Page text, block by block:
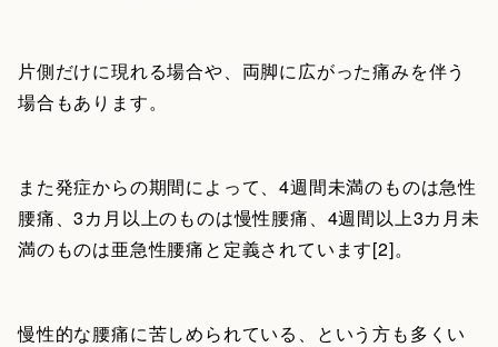
片側だけに現れる場合や、両脚に広がった痛みを伴う
場合もあります。
また発症からの期間によって、4週間未満のものは急性
腰痛、3カ月以上のものは慢性腰痛、4週間以上3カ月未
満のものは亜急性腰痛と定義されています[2]。
慢性的な腰痛に苦しめられている、という方も多くい